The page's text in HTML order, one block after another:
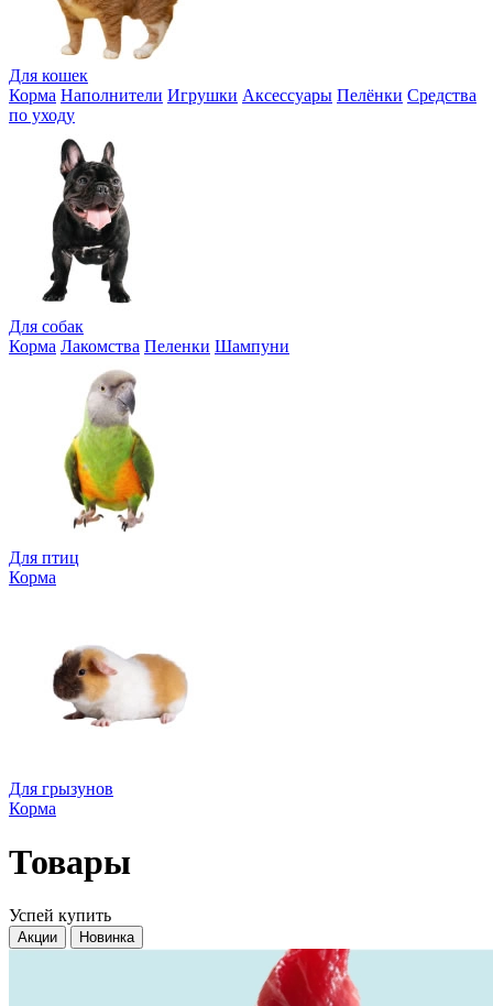
Для кошек
Корма Наполнители Игрушки Аксессуары Пелёнки Средства
по уходу
Для собак
Корма Лакомства Пеленки Шампуни
Для птиц
Корма
Для грызунов
Корма
Товары
Успей купить
Акции Новинка